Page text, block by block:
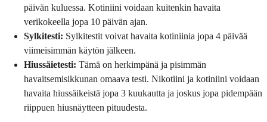
päivän kuluessa. Kotiniini voidaan kuitenkin havaita
verikokeella jopa 10 päivän ajan.
Sylkitesti: Sylkitestit voivat havaita kotiniinia jopa 4 päivää
viimeisimmän käytön jälkeen.
Hiussäietesti: Tämä on herkimpänä ja pisimmän
havaitsemisikkunan omaava testi. Nikotiini ja kotiniini voidaan
havaita hiussäikeistä jopa 3 kuukautta ja joskus jopa pidempään
riippuen hiusnäytteen pituudesta.